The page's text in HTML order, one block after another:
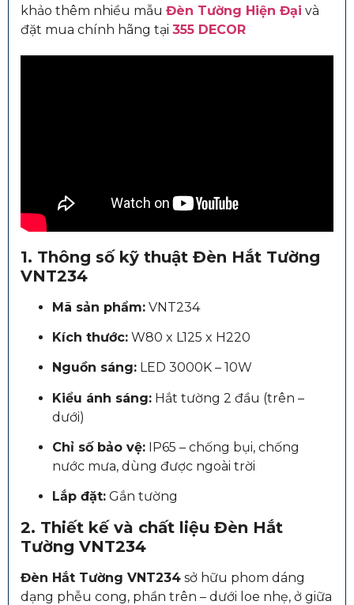
khảo thêm nhiều mẫu Đèn Tường Hiện Đại và
đặt mua chính hãng tại 355 DECOR
1. Thông số kỹ thuật Đèn Hắt Tường
VNT234
Mã sản phẩm: VNT234
Kích thước: W80 x L125 x H220
Nguồn sáng: LED 3000K – 10W
Kiểu ánh sáng: Hắt tường 2 đầu (trên –
dưới)
Chỉ số bảo vệ: IP65 – chống bụi, chống
nước mưa, dùng được ngoài trời
Lắp đặt: Gắn tường
2. Thiết kế và chất liệu Đèn Hắt
Tường VNT234
Đèn Hắt Tường VNT234 sở hữu phom dáng
dạng phễu cong, phần trên – dưới loe nhẹ, ở giữa